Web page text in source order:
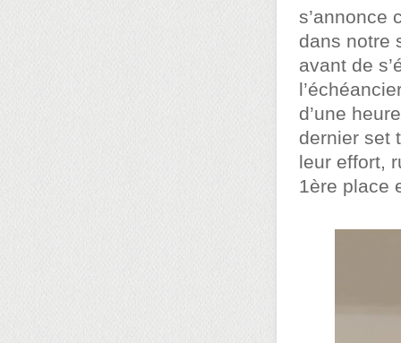
s’annonce
dans notre
avant de
d’une
dernier set
leur effort,
1ère place